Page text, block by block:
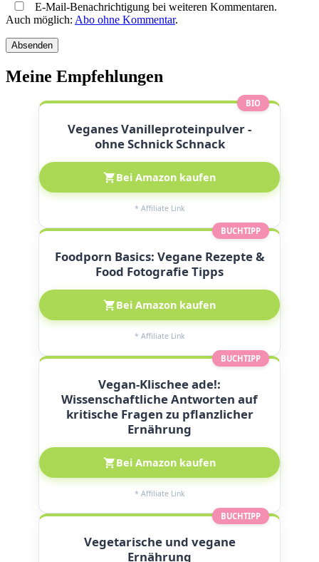
E-Mail-Benachrichtigung bei weiteren Kommentaren.
Auch möglich: Abo ohne Kommentar.
Meine Empfehlungen
BIO
Veganes Vanilleproteinpulver -
ohne Schnick Schnack
Bei Amazon kaufen
* Affiliate Link
BUCHTIPP
Foodporn Basics: Vegane Rezepte &
Food Fotografie Tipps
Bei Amazon kaufen
* Affiliate Link
BUCHTIPP
Vegan-Klischee ade!:
Wissenschaftliche Antworten auf
kritische Fragen zu pflanzlicher
Ernährung
Bei Amazon kaufen
* Affiliate Link
BUCHTIPP
Vegetarische und vegane
Ernährung